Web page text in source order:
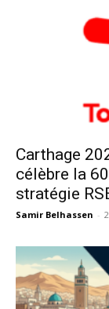
Carthage
célèbre la
stratégie
Samir Belhassen -